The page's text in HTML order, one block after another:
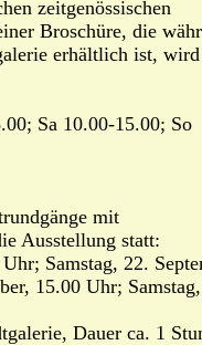
zeitgenössischen
Broschüre, die
erhältlich ist,
Sa 10.00-15.00; So
mit
Ausstellung statt:
Samstag, 22.
15.00 Uhr;
Dauer ca. 1